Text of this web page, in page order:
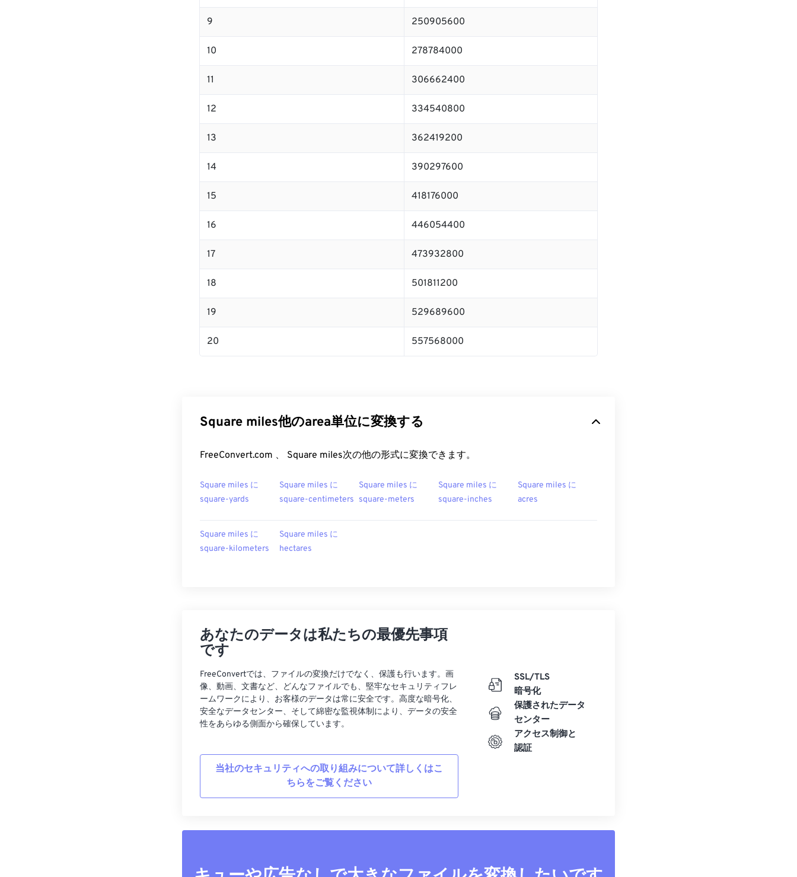
9 250905600
10 278784000
11 306662400
12 334540800
13 362419200
14 390297600
15 418176000
16 446054400
17 473932800
18 501811200
19 529689600
20 557568000
Square miles他のarea単位に変換する
FreeConvert.com 、 Square miles次の他の形式に変換できます。
Square miles に
square-yards
Square miles に
square-centimeters
Square miles に
square-meters
Square miles に
square-inches
Square miles に
acres
Square miles に
square-kilometers
Square miles に
hectares
あなたのデータは私たちの最優先事項
です
FreeConvertでは、ファイルの変換だけでなく、保護も行います。画
像、動画、文書など、どんなファイルでも、堅牢なセキュリティフレ
ームワークにより、お客様のデータは常に安全です。高度な暗号化、
安全なデータセンター、そして綿密な監視体制により、データの安全
性をあらゆる側面から確保しています。
当社のセキュリティへの取り組みについて詳しくはこ
ちらをご覧ください
SSL/TLS
暗号化
保護されたデータ
センター
アクセス制御と
認証